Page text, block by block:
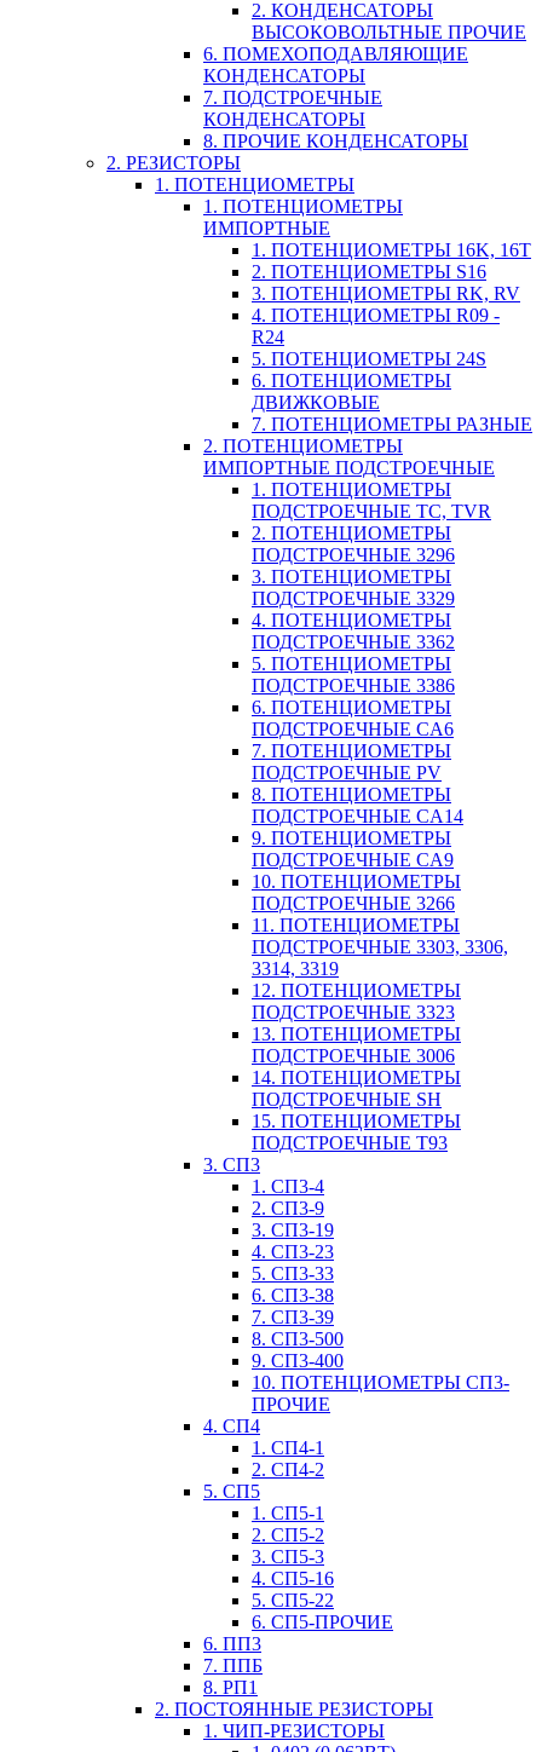
2. КОНДЕНСАТОРЫ
ВЫСОКОВОЛЬТНЫЕ ПРОЧИЕ
6. ПОМЕХОПОДАВЛЯЮЩИЕ
КОНДЕНСАТОРЫ
7. ПОДСТРОЕЧНЫЕ
КОНДЕНСАТОРЫ
8. ПРОЧИЕ КОНДЕНСАТОРЫ
2. РЕЗИСТОРЫ
1. ПОТЕНЦИОМЕТРЫ
1. ПОТЕНЦИОМЕТРЫ
ИМПОРТНЫЕ
1. ПОТЕНЦИОМЕТРЫ 16K, 16T
2. ПОТЕНЦИОМЕТРЫ S16
3. ПОТЕНЦИОМЕТРЫ RK, RV
4. ПОТЕНЦИОМЕТРЫ R09 -
R24
5. ПОТЕНЦИОМЕТРЫ 24S
6. ПОТЕНЦИОМЕТРЫ
ДВИЖКОВЫЕ
7. ПОТЕНЦИОМЕТРЫ РАЗНЫЕ
2. ПОТЕНЦИОМЕТРЫ
ИМПОРТНЫЕ ПОДСТРОЕЧНЫЕ
1. ПОТЕНЦИОМЕТРЫ
ПОДСТРОЕЧНЫЕ TC, TVR
2. ПОТЕНЦИОМЕТРЫ
ПОДСТРОЕЧНЫЕ 3296
3. ПОТЕНЦИОМЕТРЫ
ПОДСТРОЕЧНЫЕ 3329
4. ПОТЕНЦИОМЕТРЫ
ПОДСТРОЕЧНЫЕ 3362
5. ПОТЕНЦИОМЕТРЫ
ПОДСТРОЕЧНЫЕ 3386
6. ПОТЕНЦИОМЕТРЫ
ПОДСТРОЕЧНЫЕ CA6
7. ПОТЕНЦИОМЕТРЫ
ПОДСТРОЕЧНЫЕ PV
8. ПОТЕНЦИОМЕТРЫ
ПОДСТРОЕЧНЫЕ CA14
9. ПОТЕНЦИОМЕТРЫ
ПОДСТРОЕЧНЫЕ CA9
10. ПОТЕНЦИОМЕТРЫ
ПОДСТРОЕЧНЫЕ 3266
11. ПОТЕНЦИОМЕТРЫ
ПОДСТРОЕЧНЫЕ 3303, 3306,
3314, 3319
12. ПОТЕНЦИОМЕТРЫ
ПОДСТРОЕЧНЫЕ 3323
13. ПОТЕНЦИОМЕТРЫ
ПОДСТРОЕЧНЫЕ 3006
14. ПОТЕНЦИОМЕТРЫ
ПОДСТРОЕЧНЫЕ SH
15. ПОТЕНЦИОМЕТРЫ
ПОДСТРОЕЧНЫЕ Т93
3. СП3
1. СП3-4
2. СП3-9
3. СП3-19
4. СП3-23
5. СП3-33
6. СП3-38
7. СП3-39
8. СП3-500
9. СП3-400
10. ПОТЕНЦИОМЕТРЫ СП3-
ПРОЧИЕ
4. СП4
1. СП4-1
2. СП4-2
5. СП5
1. СП5-1
2. СП5-2
3. СП5-3
4. СП5-16
5. СП5-22
6. СП5-ПРОЧИЕ
6. ПП3
7. ППБ
8. РП1
2. ПОСТОЯННЫЕ РЕЗИСТОРЫ
1. ЧИП-РЕЗИСТОРЫ